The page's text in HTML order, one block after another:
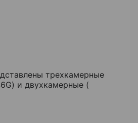
трехкамерные
и двухкамерные (